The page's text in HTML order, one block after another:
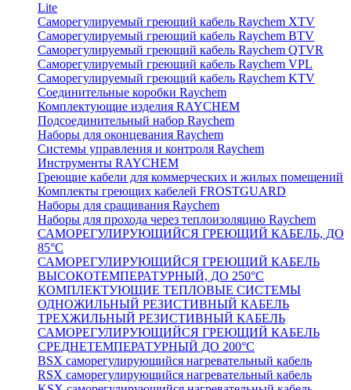
Lite
Саморегулируемый греющий кабель Raychem XTV
Саморегулируемый греющий кабель Raychem BTV
Саморегулируемый греющий кабель Raychem QTVR
Саморегулируемый греющий кабель Raychem VPL
Саморегулируемый греющий кабель Raychem KTV
Соединительные коробки Raychem
Комплектующие изделия RAYCHEM
Подсоединительный набор Raychem
Наборы для оконцевания Raychem
Системы управления и контроля Raychem
Инструменты RAYCHEM
Греющие кабели для коммерческих и жилых помещений
Комплекты греющих кабелей FROSTGUARD
Наборы для сращивания Raychem
Наборы для прохода через теплоизоляцию Raychem
САМОРЕГУЛИРУЮЩИЙСЯ ГРЕЮЩИЙ КАБЕЛЬ, ДО
85°С
САМОРЕГУЛИРУЮЩИЙСЯ ГРЕЮЩИЙ КАБЕЛЬ
ВЫСОКОТЕМПЕРАТУРНЫЙ, ДО 250°С
КОМПЛЕКТУЮЩИЕ ТЕПЛОВЫЕ СИСТЕМЫ
ОДНОЖИЛЬНЫЙ РЕЗИСТИВНЫЙ КАБЕЛЬ
ТРЕХЖИЛЬНЫЙ РЕЗИСТИВНЫЙ КАБЕЛЬ
САМОРЕГУЛИРУЮЩИЙСЯ ГРЕЮЩИЙ КАБЕЛЬ
СРЕДНЕТЕМПЕРАТУРНЫЙ ДО 200°С
BSX саморегулирующийся нагревательный кабель
RSX саморегулирующийся нагревательный кабель